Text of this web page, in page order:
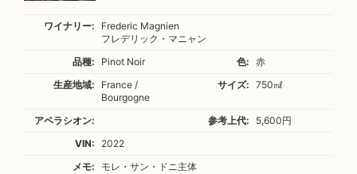
ワイナリー:
Frederic Magnien
フレデリック・マニャン
品種:
Pinot Noir 色:
赤
生産地域:
France /
Bourgogne
サイズ: 750㎖
アペラシオン: 参考上代:
5,600円
VIN:
2022
メモ:
モレ・サン・ドニ主体